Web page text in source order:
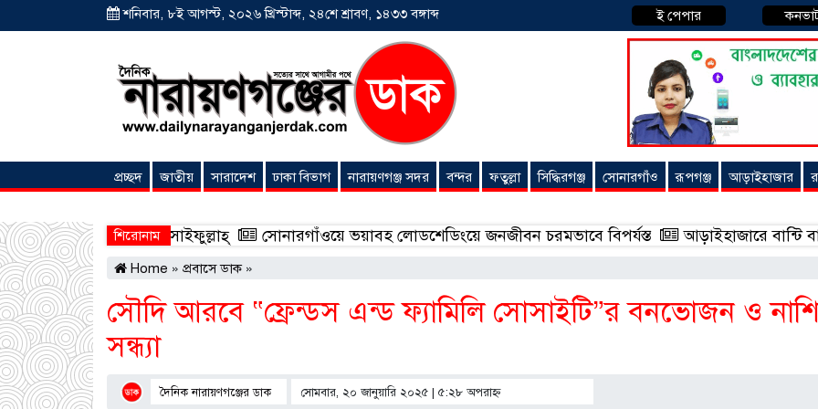
শনিবার, ৮ই আগস্ট, ২০২৬ খ্রিস্টাব্দ, ২৪শে শ্রাবণ, ১৪৩৩ বঙ্গাব্দ ই পেপার
প্রচ্ছদ জাতীয় সারাদেশ ঢাকা বিভাগ নারায়ণগঞ্জ সদর বন্দর ফতুল্লা সিদ্ধিরগঞ্জ সোনারগাঁও রূপগঞ্জ আড়াইহাজার
শিরোনাম
— মোহাম্মদ সাইফুল্লাহ্ সোনারগাঁওয়ে ভয়াবহ লোডশেডিংয়ে জনজীবন চরমভাবে বিপর্যস্ত আড়াইহাজারে বান্টি বাজারে ৫
Home » প্রবাসে ডাক»
সৌদি আরবে “ফ্রেন্ডস এন্ড ফ্যামিলি সোসাইটি”র বনভোজন ও
সন্ধ্যা
দৈনিক নারায়ণগঞ্জের ডাক সোমবার, ২০ জানুয়ারি ২০২৫ | ৫:২৮ অপরাহ্ণ